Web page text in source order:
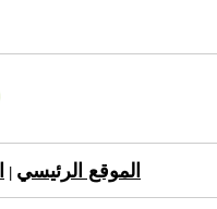
الموقع الرئيسي